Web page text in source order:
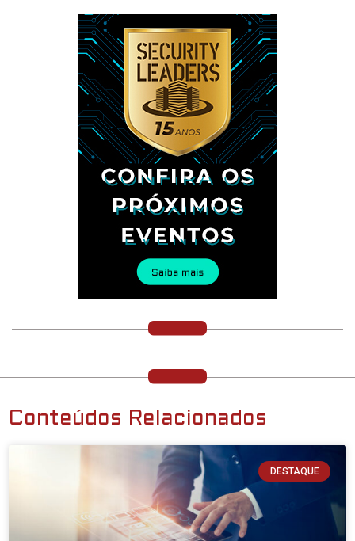
Conteúdos Relacionados
DESTAQUE